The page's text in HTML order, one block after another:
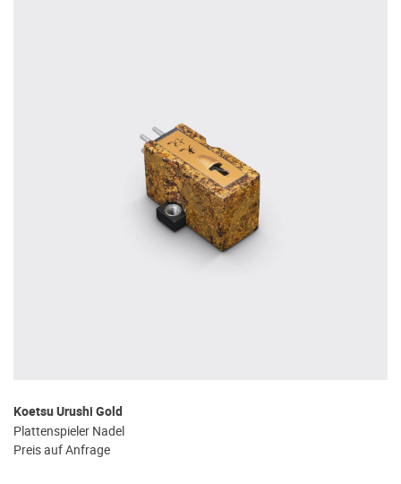
Koetsu Urushi Gold
Plattenspieler Nadel
Preis auf Anfrage